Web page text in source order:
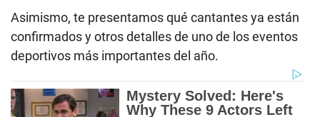
Asimismo, te presentamos qué cantantes ya están
confirmados y otros detalles de uno de los eventos
deportivos más importantes del año.